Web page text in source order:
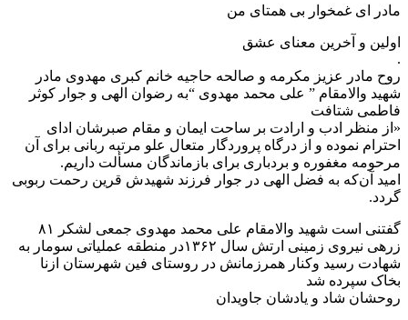
مادر ای غمخوار بی همتای من
اولین و آخرین معنای عشق
.
روح مادر عزیز مکرمه و صالحه حاجیه خانم کبری مهدوی مادر
شهید والامقام ” علی محمد مهدوی “به رضوان الهی و جوار کوثر
فاطمی شتافت
«از منظر ادب و ارادت بر ساحت ایمان و مقام صبرشان ادای
احترام نموده و از درگاه پروردگار متعال علو مرتبه ربانی برای آن
مرحومه مغفوره و بردباری برای بازماندگان مسألت داریم.
امید آن‌که به فضل الهی در جوار فرزند شهیدش قرین رحمت ربوبی
گردد.
گفتنی است شهید والامقام علی محمد مهدوی جمعی لشکر ۸۱
زرهی نیروی زمینی ارتش سال ۱۳۶۲در منطقه عملیاتی سومار به
شهادت رسید وکنار همرزمانش در روستای فین شهرستان ازنا
بخاک سپرده شد
روحشان شاد و یادشان جاویدان